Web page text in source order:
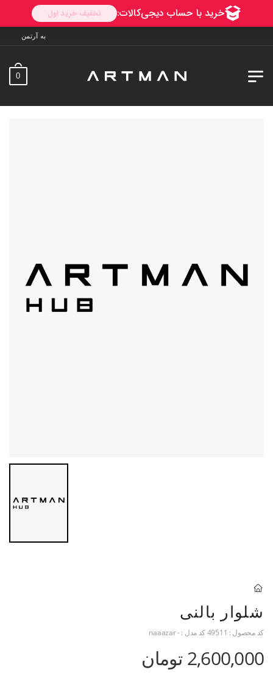
به آرتمن خوش آمدید. ارسال به
0
شلوار بالنی
کد محصول : 49511کد مدل :- naaazar
2,600,000 تومان